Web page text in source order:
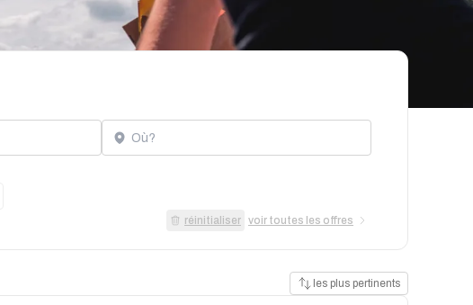
Localisation
réinitialiser voir toutes les offres
les plus pertinents